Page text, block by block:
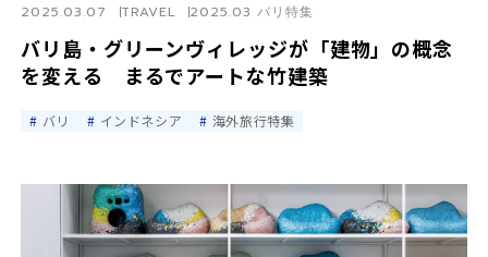
バリ島・グリーンヴィレッジが「建物」の概念
を変える まるでアートな竹建築
2025.03.07 TRAVEL 2025.03 バリ特集
バリ インドネシア 海外旅行特集